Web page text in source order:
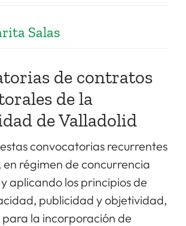
Salas
de contratos
de la
de Valladolid
convocatorias recurrentes
en régimen de concurrencia
aplicando los principios de
publicidad y objetividad,
para la incorporación de